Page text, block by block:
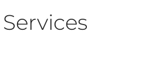
Services